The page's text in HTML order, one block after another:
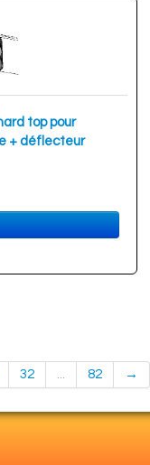
top pour
+ déflecteur
32 ... 82 →